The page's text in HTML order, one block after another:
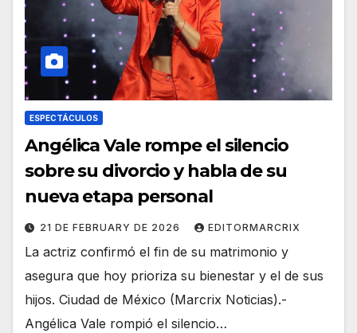
ESPECTÁCULOS
Angélica Vale rompe el silencio
sobre su divorcio y habla de su
nueva etapa personal
21 DE FEBRUARY DE 2026 EDITORMARCRIX
La actriz confirmó el fin de su matrimonio y
asegura que hoy prioriza su bienestar y el de sus
hijos. Ciudad de México (Marcrix Noticias).-
Angélica Vale rompió el silencio…